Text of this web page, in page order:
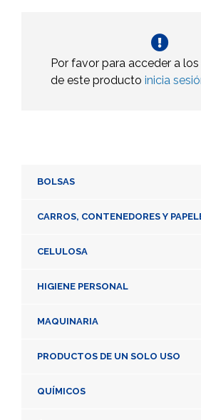
BOLSAS
CARROS, CONTENEDORES Y
CELULOSA
HIGIENE PERSONAL
MAQUINARIA
PRODUCTOS DE UN SOLO USO
QUÍMICOS
Por favor para acceder a
de este producto inicia